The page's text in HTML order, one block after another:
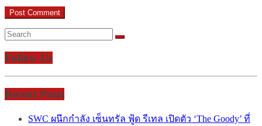
Follow Us
Recent Posts
SWC ผนึกกำลัง เซ็นทรัล ฟู้ด รีเทล เปิดตัว ‘The Goody’ ที่